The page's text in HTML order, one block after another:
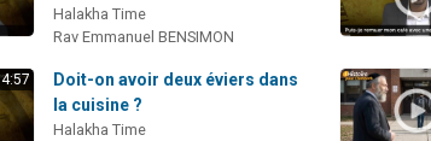
Halakha Time
Rav Emmanuel BENSIMON
4:57
Doit-on avoir deux éviers dans
la cuisine ?
Halakha Time